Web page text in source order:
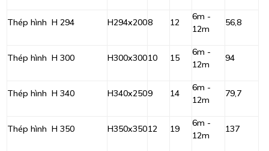
Thép hình H 294 H294x2008 12
6m -
12m
56,8
Thép hình H 300 H300x30010 15
6m -
12m
94
Thép hình H 340 H340x2509 14
6m -
12m
79,7
Thép hình H 350 H350x35012 19
6m -
12m
137